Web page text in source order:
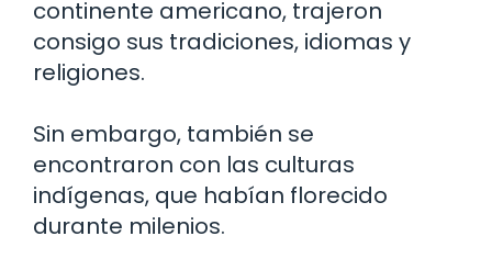
continente americano, trajeron
consigo sus tradiciones, idiomas y
religiones.
Sin embargo, también se
encontraron con las culturas
indígenas, que habían florecido
durante milenios.